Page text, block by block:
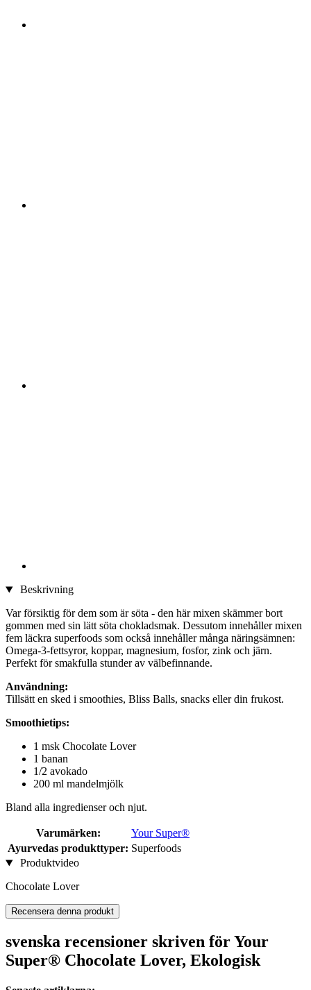
Beskrivning
Var försiktig för dem som är söta - den här mixen skämmer bort
gommen med sin lätt söta chokladsmak. Dessutom innehåller mixen
fem läckra superfoods som också innehåller många näringsämnen:
Omega-3-fettsyror, koppar, magnesium, fosfor, zink och järn.
Perfekt för smakfulla stunder av välbefinnande.
Användning:
Tillsätt en sked i smoothies, Bliss Balls, snacks eller din frukost.
Smoothietips:
1 msk Chocolate Lover
1 banan
1/2 avokado
200 ml mandelmjölk
Bland alla ingredienser och njut.
Varumärken:
Your Super®
Ayurvedas produkttyper: Superfoods
Produktvideo
Chocolate Lover
Recensera denna produkt
svenska recensioner skriven för Your
Super® Chocolate Lover, Ekologisk